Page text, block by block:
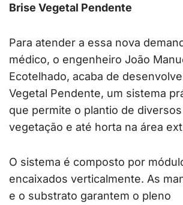
Brise Vegetal Pendente
Para atender a essa nova
médico, o engenheiro João
Ecotelhado, acaba de
Vegetal Pendente, um sistema
que permite o plantio de
vegetação e até horta na área
O sistema é composto por
encaixados verticalmente. As
e o substrato garantem o pleno